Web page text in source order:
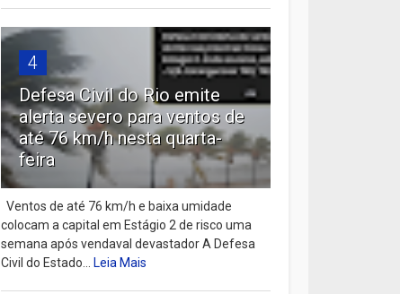
4
Defesa Civil do Rio emite
alerta severo para ventos de
até 76 km/h nesta quarta-
feira
Ventos de até 76 km/h e baixa umidade
colocam a capital em Estágio 2 de risco uma
semana após vendaval devastador A Defesa
Civil do Estado...Leia Mais